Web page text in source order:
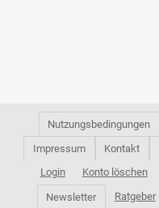
Nutzungsbedingungen
Impressum
Kontakt
Login
Konto löschen
Newsletter Ratgeber